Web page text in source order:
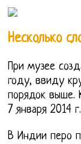
Несколько
При музее
году, ввиду
порядок выше.
7 января 2014
В Индии перо